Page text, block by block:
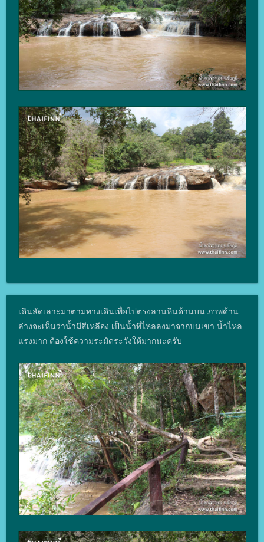
เดินลัดเลาะมาตามทางเดินเพื่อไปตรงลานหินด้านบน ภาพด้าน
ล่างจะเห็นว่าน้ำมีสีเหลือง เป็นน้ำที่ไหลลงมาจากบนเขา น้ำไหล
แรงมาก ต้องใช้ความระมัดระวังให้มากนะครับ